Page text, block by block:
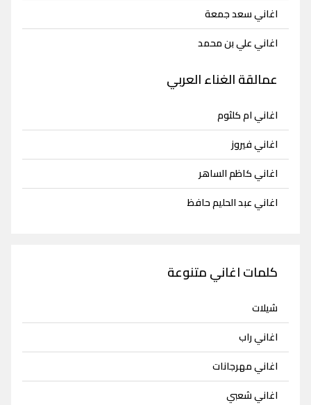
اغاني سعد جمعة
اغاني علي بن محمد
عمالقة الغناء العربي
اغاني ام كلثوم
اغاني فيروز
اغاني كاظم الساهر
اغاني عبد الحليم حافظ
كلمات اغاني متنوعة
شيلات
اغاني راب
اغاني مهرجانات
اغاني شعبي